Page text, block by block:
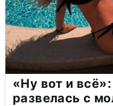
«Ну вот и
развелась с